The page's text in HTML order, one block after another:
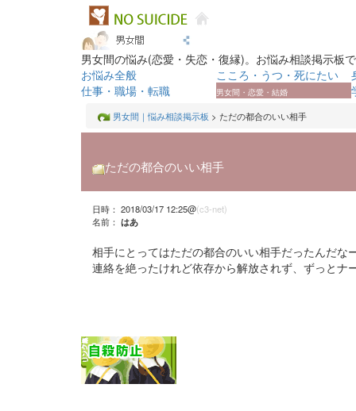
男女間の悩み(恋愛・失恋・復縁)。お悩み相談掲示板で
お悩み全般
こころ・うつ・死にたい
仕事・職場・転職
男女間・恋愛・結婚
男女間｜悩み相談掲示板 > ただの都合のいい相手
ただの都合のいい相手
日時： 2018/03/17 12:25@(c3-net)
名前： はあ
相手にとってはただの都合のいい相手だったんだな
連絡を絶ったけれど依存から解放されず、ずっとナ